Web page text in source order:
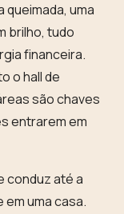
queimada, uma
brilho, tudo
financeira.
o hall de
são chaves
entrarem em
conduz até a
em uma casa.